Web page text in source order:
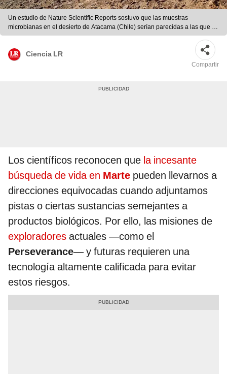
Un estudio de Nature Scientific Reports sostuvo que las muestras
microbianas en el desierto de Atacama (Chile) serían parecidas a las que se
encontrarían en Marte. Foto: referencial / NASA / JPL-Caltech / Azúa-Bustos,
Ciencia LR
Compartir
Los científicos reconocen que la incesante
búsqueda de vida en Marte pueden llevarnos a
direcciones equivocadas cuando adjuntamos
pistas o ciertas sustancias semejantes a
productos biológicos. Por ello, las misiones de
exploradores actuales —como el
Perseverance— y futuras requieren una
tecnología altamente calificada para evitar
estos riesgos.